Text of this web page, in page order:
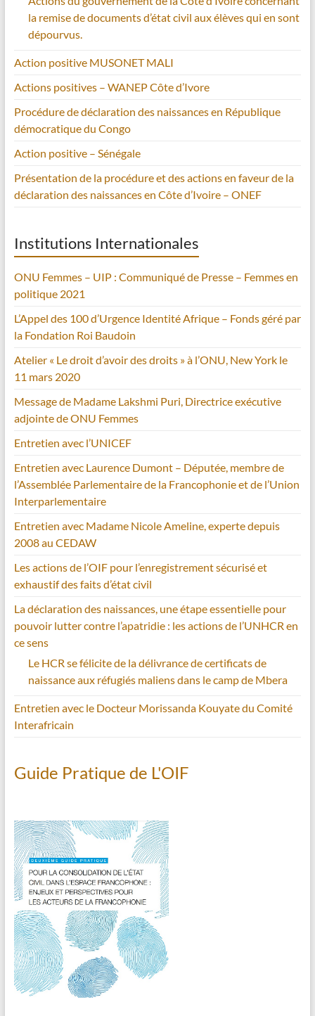
la remise de documents d’état civil aux élèves qui en sont
dépourvus.
Action positive MUSONET MALI
Actions positives – WANEP Côte d’Ivore
Procédure de déclaration des naissances en République
démocratique du Congo
Action positive – Sénégale
Présentation de la procédure et des actions en faveur de la
déclaration des naissances en Côte d’Ivoire – ONEF
Institutions Internationales
ONU Femmes – UIP : Communiqué de Presse – Femmes en
politique 2021
L’Appel des 100 d’Urgence Identité Afrique – Fonds géré par
la Fondation Roi Baudoin
Atelier « Le droit d’avoir des droits » à l’ONU, New York le
11 mars 2020
Message de Madame Lakshmi Puri, Directrice exécutive
adjointe de ONU Femmes
Entretien avec l’UNICEF
Entretien avec Laurence Dumont – Députée, membre de
l’Assemblée Parlementaire de la Francophonie et de l’Union
Interparlementaire
Entretien avec Madame Nicole Ameline, experte depuis
2008 au CEDAW
Les actions de l’OIF pour l’enregistrement sécurisé et
exhaustif des faits d’état civil
La déclaration des naissances, une étape essentielle pour
pouvoir lutter contre l’apatridie : les actions de l’UNHCR en
ce sens
Le HCR se félicite de la délivrance de certificats de
naissance aux réfugiés maliens dans le camp de Mbera
Entretien avec le Docteur Morissanda Kouyate du Comité
Interafricain
Guide Pratique de L'OIF